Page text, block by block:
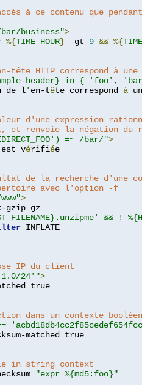
à ce contenu que
business">
%{TIME_HOUR} -gt 9 && %{
tête HTTP correspond à
header} in { 'foo',
de l' en-tête correspond à
d'une expression
et renvoie la négation du
=~ /bar/">
vérifié
de la recherche d'une
avec l'option -f
>
&& !
IP du client
24'">
dans un contexte booléen
in string context
"expr=%{md5:foo}"